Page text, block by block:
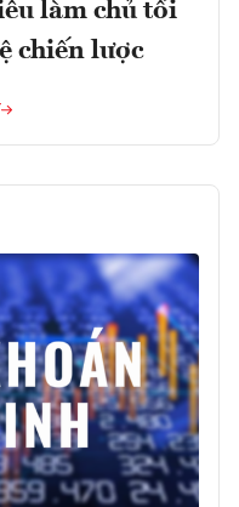
làm chủ tối
chiến lược